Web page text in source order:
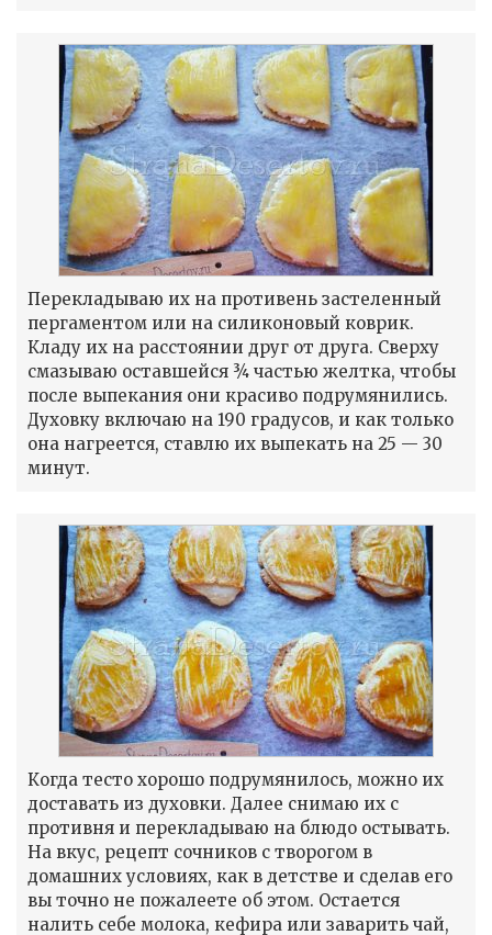
Перекладываю их на противень застеленный
пергаментом или на силиконовый коврик.
Кладу их на расстоянии друг от друга. Сверху
смазываю оставшейся ¾ частью желтка, чтобы
после выпекания они красиво подрумянились.
Духовку включаю на 190 градусов, и как только
она нагреется, ставлю их выпекать на 25 — 30
минут.
Когда тесто хорошо подрумянилось, можно их
доставать из духовки. Далее снимаю их с
противня и перекладываю на блюдо остывать.
На вкус, рецепт сочников с творогом в
домашних условиях, как в детстве и сделав его
вы точно не пожалеете об этом. Остается
налить себе молока, кефира или заварить чай,